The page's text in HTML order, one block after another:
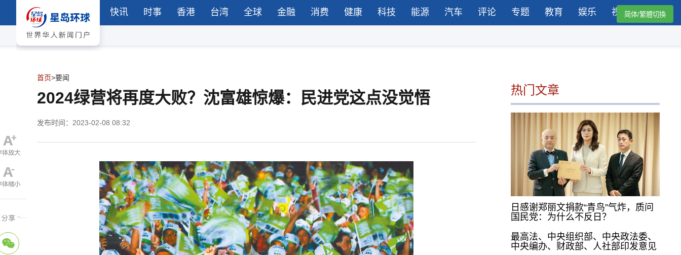
快讯 时事 香港 台湾 全球 金融 消费 健康 科技 能源 汽车 评论 专题 教育 娱乐 视频简体/繁體切換
首页>要闻
2024绿营将再度大败？沈富雄惊爆：民进党这点没觉悟
发布时间：2023-02-08 08:32
热门文章
日感谢郑丽文捐款“青鸟”气炸，质问
国民党：为什么不反日？
最高法、中央组织部、中央政法委、
中央编办、财政部、人社部印发意见